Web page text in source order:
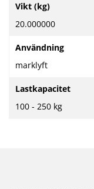
information
Vikt (kg)
20.000000
Användning
marklyft
Lastkapacitet
100 - 250 kg